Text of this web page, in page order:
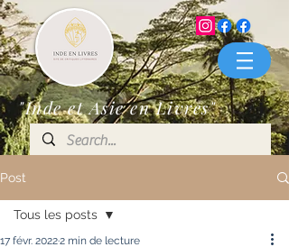
"Inde et Asie en Livres"
Post
Tous les posts
17 févr. 20222 min de lecture